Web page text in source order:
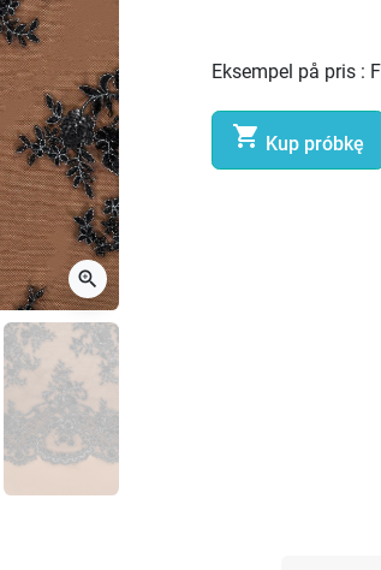
zoom_in
Eksempel på pris :
 Kup próbkę